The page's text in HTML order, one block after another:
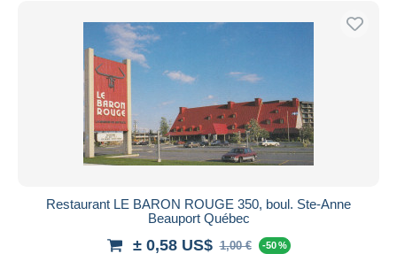
Restaurant LE BARON ROUGE 350, boul. Ste-Anne
Beauport Québec
± 0,58 US$ 1,00 € -50 %